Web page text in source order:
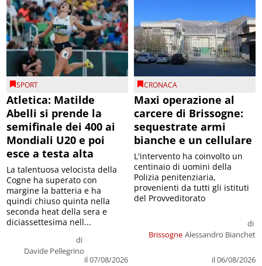
SPORT
Atletica: Matilde
Abelli si prende la
semifinale dei 400 ai
Mondiali U20 e poi
esce a testa alta
di
Davide Pellegrino
il 07/08/2026
La talentuosa velocista della
Cogne ha superato con
margine la batteria e ha
quindi chiuso quinta nella
seconda heat della sera e
diciassettesima nell...
CRONACA
Maxi operazione al
carcere di Brissogne:
sequestrate armi
bianche e un cellulare
Brissogne
di
Alessandro Bianchet
il 06/08/2026
L'intervento ha coinvolto un
centinaio di uomini della
Polizia penitenziaria,
provenienti da tutti gli istituti
del Provveditorato